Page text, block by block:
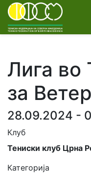
Лига во
за
28.09.2024 -
Клуб
Тениски клуб Црна
Категорија